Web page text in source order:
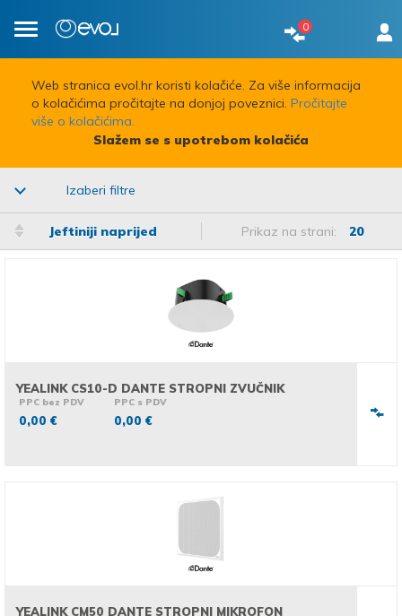
0
Toggle
Web stranica evol.hr koristi kolačiće. Za više informacija
o kolačićima pročitajte na donjoj poveznici. Pročitajte
više o kolačićima.
Slažem se s upotrebom kolačića
Izaberi filtre
Jeftiniji naprijed Prikaz na strani: 20
YEALINK CS10-D DANTE STROPNI ZVUČNIK
PPC bez PDV
0,00 €
PPC s PDV
0,00 €
YEALINK CM50 DANTE STROPNI MIKROFON